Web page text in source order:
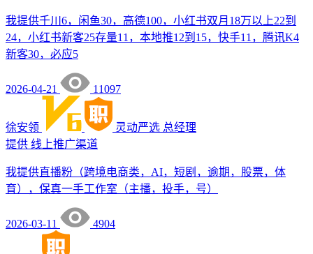
我提供千川6，闲鱼30，高德100，小红书双月18万以上22到
24，小红书新客25存量11，本地推12到15，快手11，腾讯K4
新客30，必应5
2026-04-21 11097
徐安领 灵动严选 总经理
提供 线上推广渠道
我提供直播粉（跨境电商类，AI，短剧，逾期，股票，体
育），保真一手工作室（主播，投手，号）
2026-03-11 4904